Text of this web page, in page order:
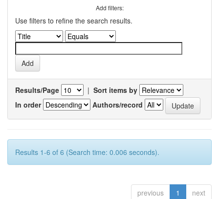
Add filters:
Use filters to refine the search results.
Results/Page | Sort items by
In order
Authors/record
Results 1-6 of 6 (Search time: 0.006 seconds).
previous 1 next